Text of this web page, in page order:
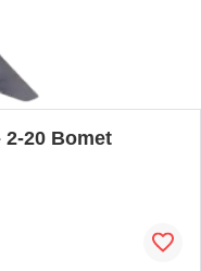
2-20 Bomet